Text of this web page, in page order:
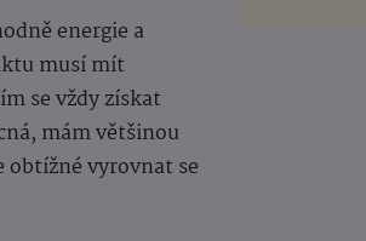
energie a
musí mít
se vždy získat
mám většinou
vyrovnat se